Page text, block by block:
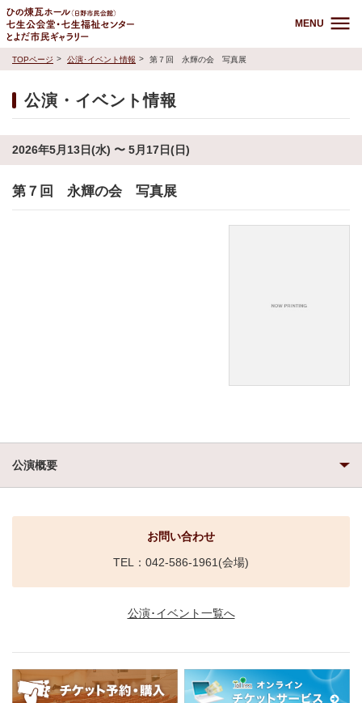
MENU
TOPページ 公演･イベント情報 第７回 永輝の会 写真展
公演・イベント情報
2026年5月13日(水) 〜 5月17日(日)
第７回 永輝の会 写真展
公演概要
お問い合わせ
TEL：042-586-1961(会場)
公演･イベント一覧へ